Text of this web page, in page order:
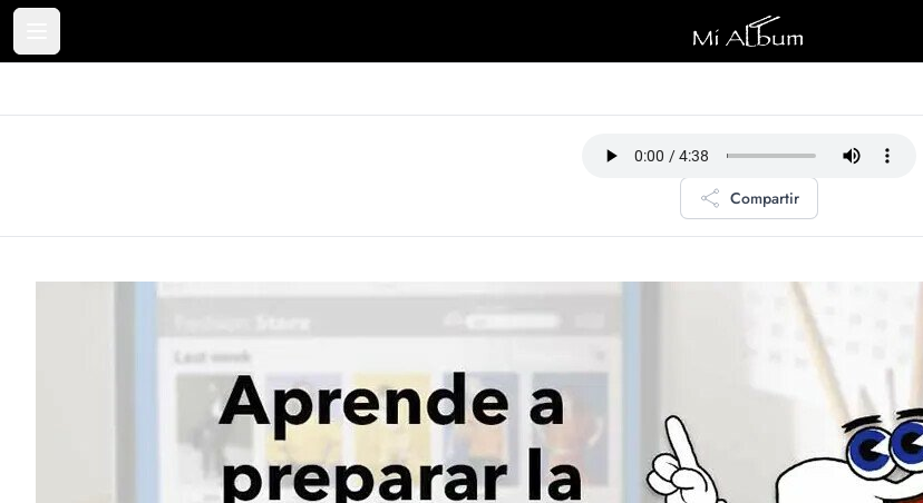
Compartir